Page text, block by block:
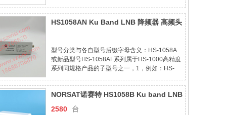
振频率116.25GHz本振频率217.25GHz本振频率
318.25GHz本振频率419.25
HS1058AN Ku Band LNB 降频器 高频头
型号分类与各自型号后缀字母含义：HS-1058A
或新品型号HS-1058AF系列属于HS-1000高精度
系列同规格产品的子型号之一，1，例如：HS-
围：11.70-12.20GHz，本振频率：10.75GHz，
本振稳定精度误差：+/-5KHz，噪声系数：
0.8dB，信号输
NORSAT诺赛特 HS1058B Ku band LNB
高频头 本振11300降频器
2580 台